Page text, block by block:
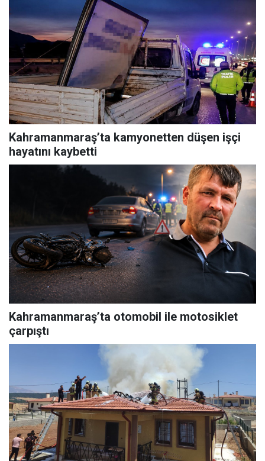
Kahramanmaraş’ta kamyonetten düşen işçi
hayatını kaybetti
Kahramanmaraş’ta otomobil ile motosiklet
çarpıştı